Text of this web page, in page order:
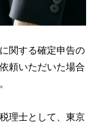
関する確定申告の
頼いただいた場合
理士として、東京